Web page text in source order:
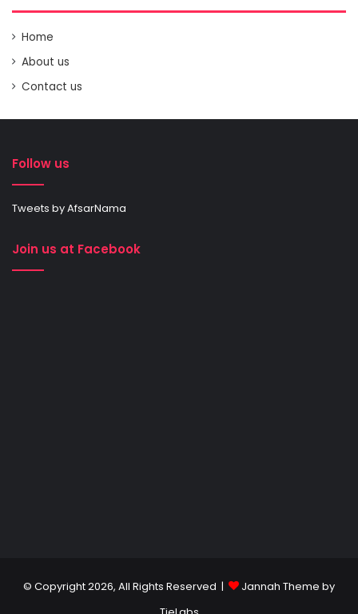
Home
About us
Contact us
Follow us
Tweets by AfsarNama
Join us at Facebook
© Copyright 2026, All Rights Reserved |
Jannah Theme by